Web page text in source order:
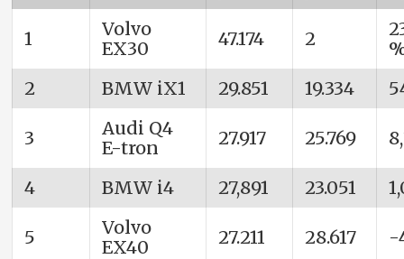
1
Volvo
EX30
47.174 2
2
BMW iX1 29.851 19.334
3
Audi Q4
E-tron
27.917 25.769
4 BMW i4 27,891 23.051
5
Volvo
EX40
27.211 28.617 -